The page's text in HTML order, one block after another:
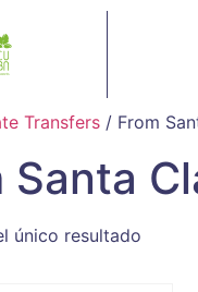
Transfers / From
Santa
único resultado